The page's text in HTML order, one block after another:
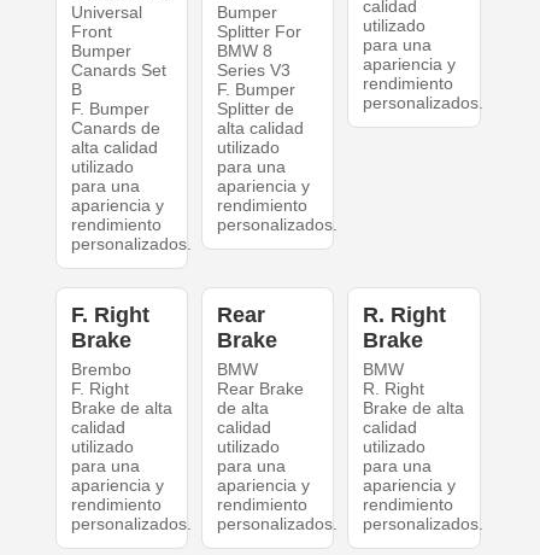
Universal
Front
Bumper
Canards Set
B
F. Bumper
Canards de
alta calidad
utilizado
para una
apariencia y
rendimiento
personalizados.
Bumper
Splitter For
BMW 8
Series V3
F. Bumper
Splitter de
alta calidad
utilizado
para una
apariencia y
rendimiento
personalizados.
calidad
utilizado
para una
apariencia y
rendimiento
personalizados.
F. Right
Brake
Brembo
F. Right
Brake de alta
calidad
utilizado
para una
apariencia y
rendimiento
personalizados.
Rear
Brake
BMW
Rear Brake
de alta
calidad
utilizado
para una
apariencia y
rendimiento
personalizados.
R. Right
Brake
BMW
R. Right
Brake de alta
calidad
utilizado
para una
apariencia y
rendimiento
personalizados.